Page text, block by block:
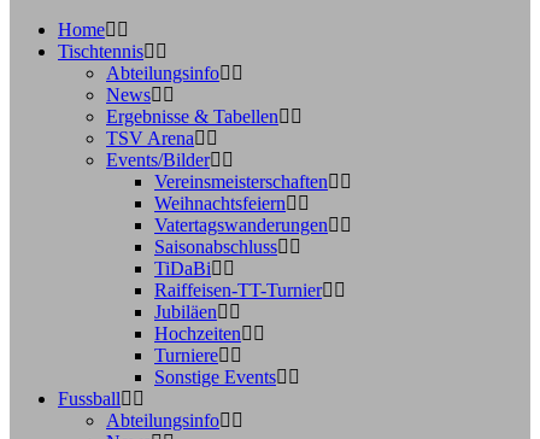
Home
Tischtennis
Abteilungsinfo
News
Ergebnisse & Tabellen
TSV Arena
Events/Bilder
Vereinsmeisterschaften
Weihnachtsfeiern
Vatertagswanderungen
Saisonabschluss
TiDaBi
Raiffeisen-TT-Turnier
Jubiläen
Hochzeiten
Turniere
Sonstige Events
Fussball
Abteilungsinfo